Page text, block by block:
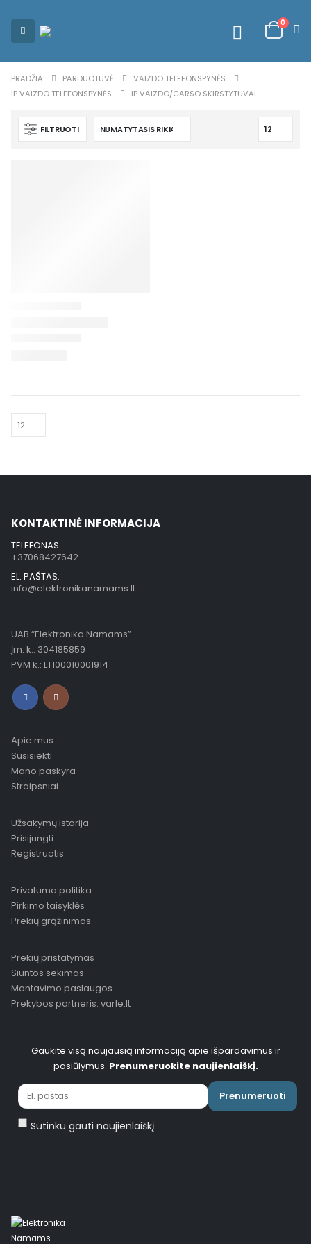
0
PRADŽIA PARDUOTUVĖ
VAIZDO TELEFONSPYNĖS
IP VAIZDO TELEFONSPYNĖS
IP VAIZDO/GARSO SKIRSTYTUVAI
FILTRUOTI
KONTAKTINĖ INFORMACIJA
TELEFONAS:
+37068427642
EL. PAŠTAS:
info@elektronikanamams.lt
UAB “Elektronika Namams”
Įm. k.: 304185859
PVM k.: LT100010001914
Apie mus
Susisiekti
Mano paskyra
Straipsniai
Užsakymų istorija
Prisijungti
Registruotis
Privatumo politika
Pirkimo taisyklės
Prekių grąžinimas
Prekių pristatymas
Siuntos sekimas
Montavimo paslaugos
Prekybos partneris: varle.lt
Gaukite visą naujausią informaciją apie išpardavimus ir
pasiūlymus. Prenumeruokite naujienlaiškį.
Prenumeruoti
Sutinku gauti naujienlaiškį